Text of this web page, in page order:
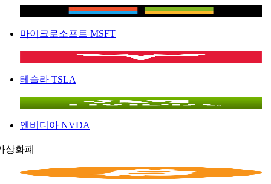
마이크로소프트 MSFT
테슬라 TSLA
엔비디아 NVDA
상화폐